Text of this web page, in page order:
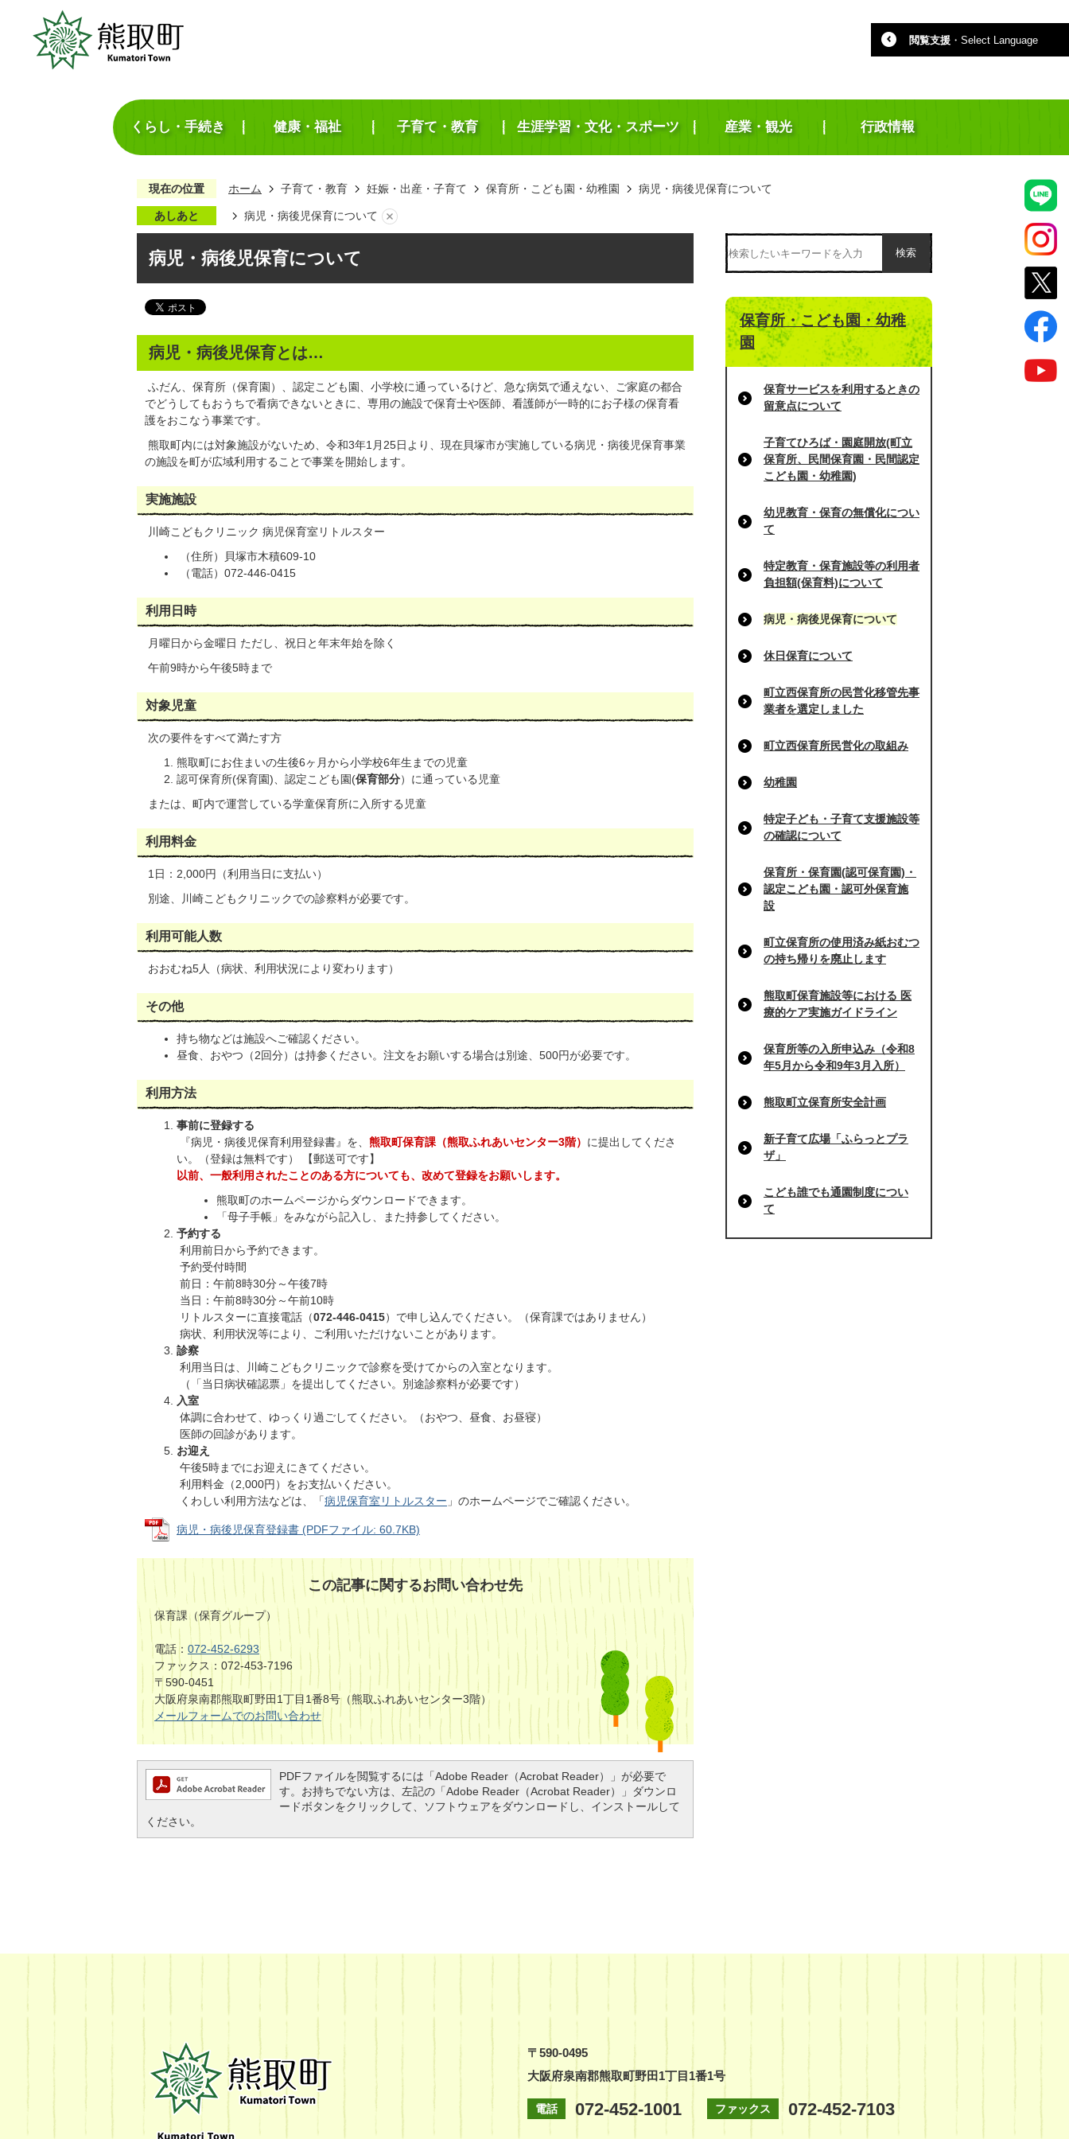
閲覧支援 ・ Select Language
くらし・手続き 健康・福祉 子育て・教育 生涯学習・文化・スポーツ 産業・観光 行政情報
現在の位置 ホーム 子育て・教育 妊娠・出産・子育て 保育所・こども園・幼稚園 病児・病後児保育について
あしあと 病児・病後児保育について
病児・病後児保育について
病児・病後児保育とは…
ふだん、保育所（保育園）、認定こども園、小学校に通っているけど、急な病気で通えない、ご家庭の都合
でどうしてもおうちで看病できないときに、専用の施設で保育士や医師、看護師が一時的にお子様の保育看
護をおこなう事業です。
熊取町内には対象施設がないため、令和3年1月25日より、現在貝塚市が実施している病児・病後児保育事業
の施設を町が広域利用することで事業を開始します。
実施施設
川崎こどもクリニック 病児保育室リトルスター
（住所）貝塚市木積609-10
（電話）072-446-0415
利用日時
月曜日から金曜日 ただし、祝日と年末年始を除く
午前9時から午後5時まで
対象児童
次の要件をすべて満たす方
熊取町にお住まいの生後6ヶ月から小学校6年生までの児童
認可保育所(保育園)、認定こども園(保育部分）に通っている児童
または、町内で運営している学童保育所に入所する児童
利用料金
1日：2,000円（利用当日に支払い）
別途、川崎こどもクリニックでの診察料が必要です。
利用可能人数
おおむね5人（病状、利用状況により変わります）
その他
持ち物などは施設へご確認ください。
昼食、おやつ（2回分）は持参ください。注文をお願いする場合は別途、500円が必要です。
利用方法
事前に登録する
『病児・病後児保育利用登録書』を、 熊取町保育課（熊取ふれあいセンター3階） に提出してくださ
い。（登録は無料です） 【郵送可です】
以前、一般利用されたことのある方についても、改めて登録をお願いします。
熊取町のホームページからダウンロードできます。
「母子手帳」をみながら記入し、また持参してください。
予約する
利用前日から予約できます。
予約受付時間
前日：午前8時30分～午後7時
当日：午前8時30分～午前10時
リトルスターに直接電話（072-446-0415）で申し込んでください。（保育課ではありません）
病状、利用状況等により、ご利用いただけないことがあります。
診察
利用当日は、川崎こどもクリニックで診察を受けてからの入室となります。
（「当日病状確認票」を提出してください。別途診察料が必要です）
入室
体調に合わせて、ゆっくり過ごしてください。（おやつ、昼食、お昼寝）
医師の回診があります。
お迎え
午後5時までにお迎えにきてください。
利用料金（2,000円）をお支払いください。
くわしい利用方法などは、「病児保育室リトルスター 」のホームページでご確認ください。
病児・病後児保育登録書 (PDFファイル: 60.7KB)
この記事に関するお問い合わせ先
保育課（保育グループ）
電話： 072-452-6293
ファックス：072-453-7196
〒590-0451
大阪府泉南郡熊取町野田1丁目1番8号（熊取ふれあいセンター3階）
メールフォームでのお問い合わせ
PDFファイルを閲覧するには「Adobe Reader（Acrobat Reader）」が必要で
す。お持ちでない方は、左記の「Adobe Reader（Acrobat Reader）」ダウンロ
ードボタンをクリックして、ソフトウェアをダウンロードし、インストールして
ください。
検索
保育所・こども園・幼稚
園
保育サービスを利用するときの
留意点について
子育てひろば・園庭開放(町立
保育所、民間保育園・民間認定
こども園・幼稚園)
幼児教育・保育の無償化につい
て
特定教育・保育施設等の利用者
負担額(保育料)について
病児・病後児保育について
休日保育について
町立西保育所の民営化移管先事
業者を選定しました
町立西保育所民営化の取組み
幼稚園
特定子ども・子育て支援施設等
の確認について
保育所・保育園(認可保育園)・
認定こども園・認可外保育施
設
町立保育所の使用済み紙おむつ
の持ち帰りを廃止します
熊取町保育施設等における 医
療的ケア実施ガイドライン
保育所等の入所申込み（令和8
年5月から令和9年3月入所）
熊取町立保育所安全計画
新子育て広場「ふらっとプラ
ザ」
こども誰でも通園制度につい
て
町
Kumatori
Town
Official
Site
〒590-0495
大阪府泉南郡熊取町野田1丁目1番1号
電話 072-452-1001 ファックス 072-452-7103